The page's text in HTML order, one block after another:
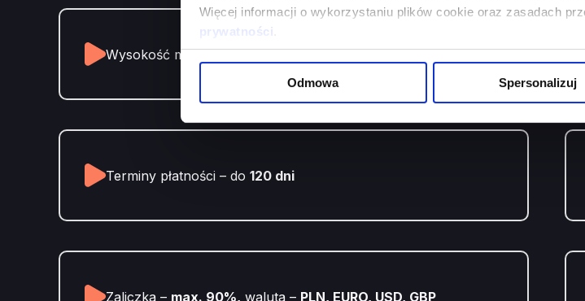
Więcej informacji o wykorzystaniu plików cookie oraz zasadach
prywatności
Odmowa Spersonalizuj
Wysokość max. limitu –ustalana indywidulanie
Terminy płatności – do 120 dni
Zaliczka – max. 90%, waluta – PLN, EURO, USD, GBP